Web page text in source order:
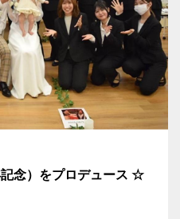
念）をプロデュース ☆